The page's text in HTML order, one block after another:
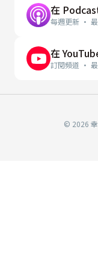
在
每週更新 ·
在
訂閱頻道 ·
© 2026